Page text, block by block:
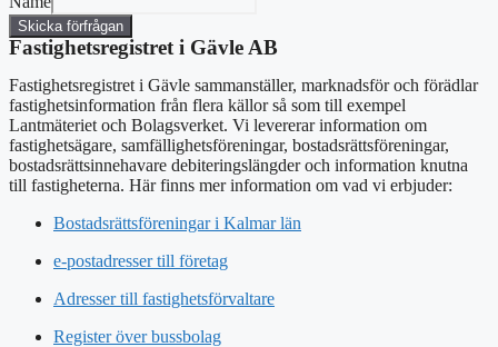
Skicka förfrågan
Fastighetsregistret i Gävle AB
Fastighetsregistret i Gävle sammanställer, marknadsför och förädlar
fastighetsinformation från flera källor så som till exempel
Lantmäteriet och Bolagsverket. Vi levererar information om
fastighetsägare, samfällighetsföreningar, bostadsrättsföreningar,
bostadsrättsinnehavare debiteringslängder och information knutna
till fastigheterna. Här finns mer information om vad vi erbjuder:
Bostadsrättsföreningar i Kalmar län
e-postadresser till företag
Adresser till fastighetsförvaltare
Register över bussbolag